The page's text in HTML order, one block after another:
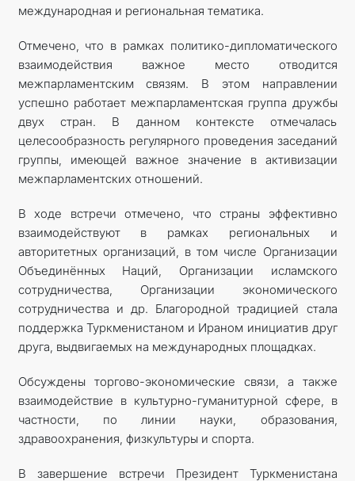
международная и региональная тематика.
Отмечено, что в рамках политико-дипломатического
взаимодействия важное место отводится
межпарламентским связям. В этом направлении
успешно работает межпарламентская группа дружбы
двух стран. В данном контексте отмечалась
целесообразность регулярного проведения заседаний
группы, имеющей важное значение в активизации
межпарламентских отношений.
В ходе встречи отмечено, что страны эффективно
взаимодействуют в рамках региональных и
авторитетных организаций, в том числе Организации
Объединённых Наций, Организации исламского
сотрудничества, Организации экономического
сотрудничества и др. Благородной традицией стала
поддержка Туркменистаном и Ираном инициатив друг
друга, выдвигаемых на международных площадках.
Обсуждены торгово-экономические связи, а также
взаимодействие в культурно-гуманитурной сфере, в
частности, по линии науки, образования,
здравоохранения, физкультуры и спорта.
В завершение встречи Президент Туркменистана